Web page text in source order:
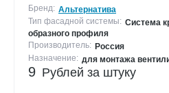
Бренд: Альтернатива
Тип фасадной системы: Система
образного профиля
Производитель: Россия
Назначение: для монтажа
9 Рублей за штуку